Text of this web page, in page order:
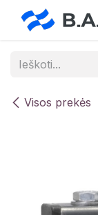
Skip to Content
Visos prekės